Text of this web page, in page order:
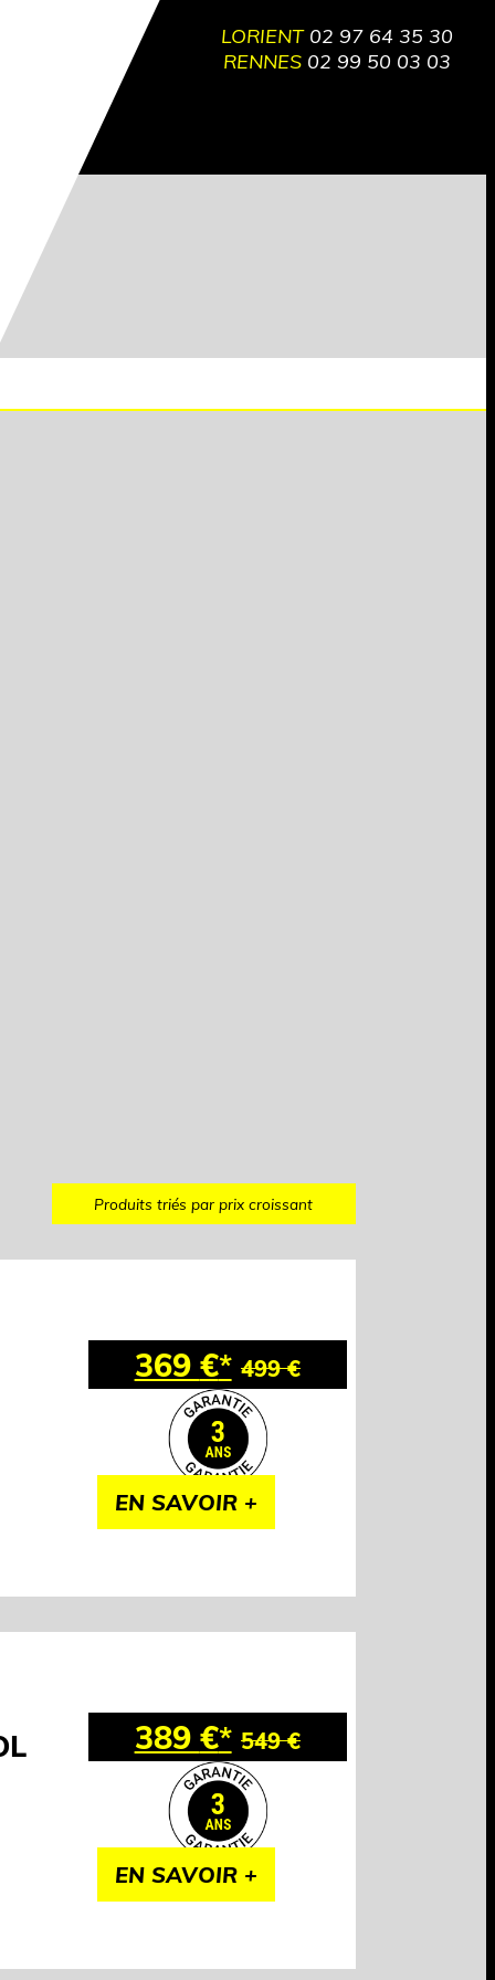
LORIENT 02 97 64 35 30
RENNES 02 99 50 03 03
Produits triés par prix croissant
369 €* 499€
EN SAVOIR +
389 €* 549€
EN SAVOIR +